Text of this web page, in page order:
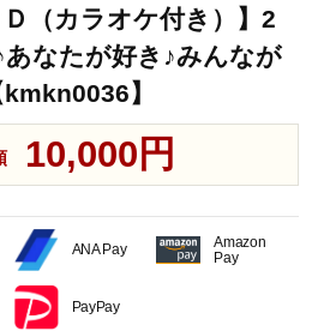
Ｄ（カラオケ付き）】2
なたが好き♪みんなが
】
10,000円
ANA Pay
Amazon
Pay
PayPay